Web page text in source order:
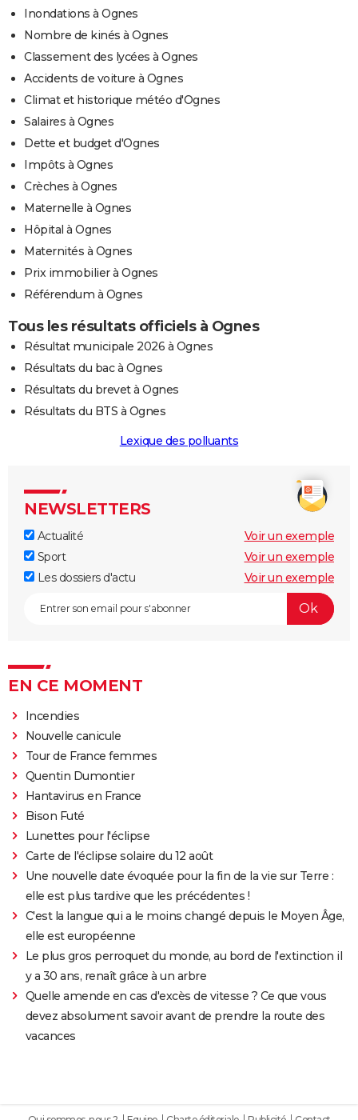
Inondations à Ognes
Nombre de kinés à Ognes
Classement des lycées à Ognes
Accidents de voiture à Ognes
Climat et historique météo d'Ognes
Salaires à Ognes
Dette et budget d'Ognes
Impôts à Ognes
Crèches à Ognes
Maternelle à Ognes
Hôpital à Ognes
Maternités à Ognes
Prix immobilier à Ognes
Référendum à Ognes
Tous les résultats officiels à Ognes
Résultat municipale 2026 à Ognes
Résultats du bac à Ognes
Résultats du brevet à Ognes
Résultats du BTS à Ognes
Lexique des polluants
NEWSLETTERS
Actualité
Voir un exemple
Sport
Voir un exemple
Les dossiers d'actu
Voir un exemple
EN CE MOMENT
Incendies
Nouvelle canicule
Tour de France femmes
Quentin Dumontier
Hantavirus en France
Bison Futé
Lunettes pour l'éclipse
Carte de l'éclipse solaire du 12 août
Une nouvelle date évoquée pour la fin de la vie sur Terre :
elle est plus tardive que les précédentes !
C'est la langue qui a le moins changé depuis le Moyen Âge,
elle est européenne
Le plus gros perroquet du monde, au bord de l'extinction il
y a 30 ans, renaît grâce à un arbre
Quelle amende en cas d'excès de vitesse ? Ce que vous
devez absolument savoir avant de prendre la route des
vacances